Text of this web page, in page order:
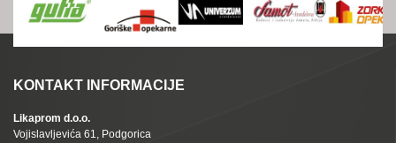
KONTAKT INFORMACIJE
Likaprom d.o.o.
Vojislavljevića 61, Podgorica